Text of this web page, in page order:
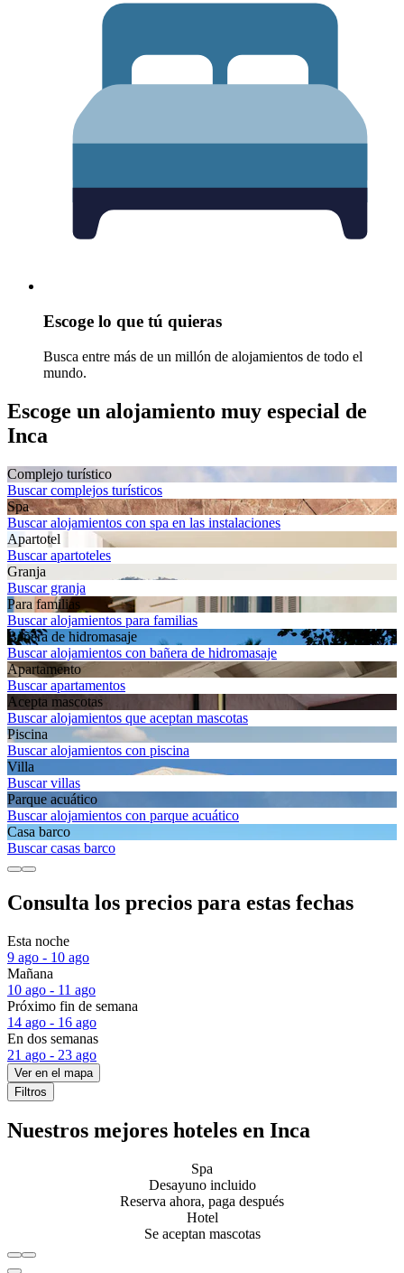
Escoge lo que tú quieras
Busca entre más de un millón de alojamientos de todo el
mundo.
Escoge un alojamiento muy especial de
Inca
Complejo turístico
Buscar complejos turísticos
Spa
Buscar alojamientos con spa en las instalaciones
Apartotel
Buscar apartoteles
Granja
Buscar granja
Para familias
Buscar alojamientos para familias
Bañera de hidromasaje
Buscar alojamientos con bañera de hidromasaje
Apartamento
Buscar apartamentos
Acepta mascotas
Buscar alojamientos que aceptan mascotas
Piscina
Buscar alojamientos con piscina
Villa
Buscar villas
Parque acuático
Buscar alojamientos con parque acuático
Casa barco
Buscar casas barco
Consulta los precios para estas fechas
Esta noche
9 ago - 10 ago
Mañana
10 ago - 11 ago
Próximo fin de semana
14 ago - 16 ago
En dos semanas
21 ago - 23 ago
Ver en el mapa
Filtros
Nuestros mejores hoteles en Inca
Spa
Desayuno incluido
Reserva ahora, paga después
Hotel
Se aceptan mascotas